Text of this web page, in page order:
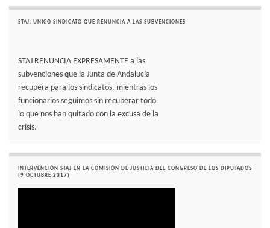
STAJ: UNICO SINDICATO QUE RENUNCIA A LAS SUBVENCIONES
STAJ RENUNCIA EXPRESAMENTE a las
subvenciones que la Junta de Andalucía
recupera para los sindicatos. mientras los
funcionarios seguimos sin recuperar todo
lo que nos han quitado con la excusa de la
crisis.
INTERVENCIÓN STAJ EN LA COMISIÓN DE JUSTICIA DEL CONGRESO DE LOS DIPUTADOS
(9 OCTUBRE 2017)